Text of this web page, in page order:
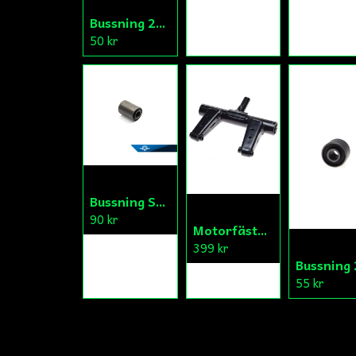
Bussning 20x8x17/19
50 kr
Bussning Sving Puch/Honda
90 kr
Motorfäste Kina Scooter V.1
399 kr
55 kr